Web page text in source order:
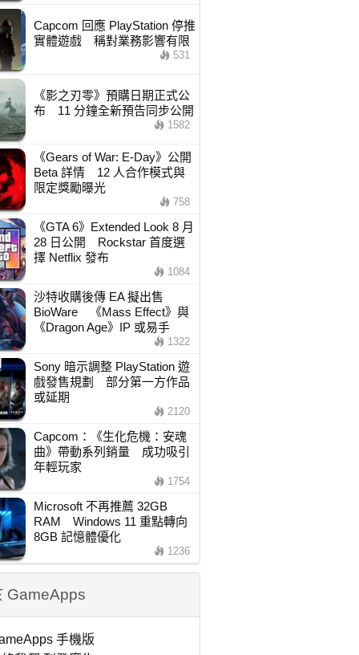
Capcom 回應 PlayStation 停推
實體遊戲 稱對業務影響有限
531
《影之刃零》預購日期正式公
布 11 分鐘全新預告同步公開
1582
《Gears of War: E-Day》公開
Beta 詳情 12 人合作模式與
限定獎勵曝光
758
《GTA 6》Extended Look 8 月
28 日公開 Rockstar 首度選
擇 Netflix 發布
1084
沙特收購後傳 EA 擬出售
BioWare 《Mass Effect》與
《Dragon Age》IP 或易手
1322
Sony 暗示調整 PlayStation 遊
戲發售規劃 部分第一方作品
或延期
2120
Capcom：《生化危機：安魂
曲》帶動系列銷量 成功吸引
年輕玩家
1754
Microsoft 不再推薦 32GB
RAM Windows 11 重點轉向
8GB 記憶體優化
1236
GameApps
手機版